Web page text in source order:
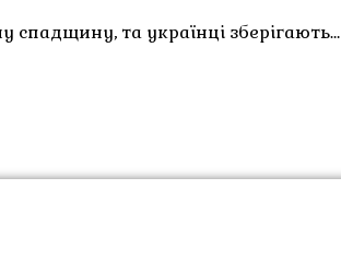
спадщину, та українці зберігають…